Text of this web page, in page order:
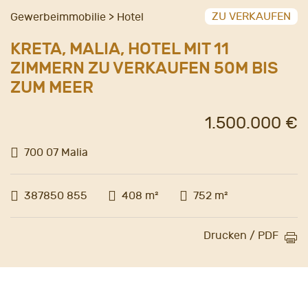
Gewerbeimmobilie > Hotel ZU VERKAUFEN
KRETA, MALIA, HOTEL MIT 11
ZIMMERN ZU VERKAUFEN 50M BIS
ZUM MEER
700 07 Malia
1.500.000 €
387850 855 408 m² 752 m²
Drucken / PDF